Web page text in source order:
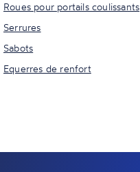
Roues pour portails coulissants
Serrures
Sabots
Equerres de renfort